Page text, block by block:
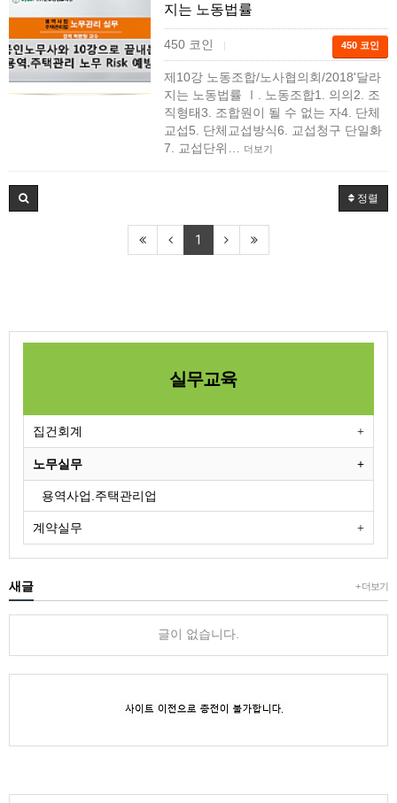
지는 노동법률
450 코인 | 450 코인
제10강 노동조합/노사협의회/2018'달라
지는 노동법률 Ⅰ. 노동조합1. 의의2. 조
직형태3. 조합원이 될 수 없는 자4. 단체
교섭5. 단체교섭방식6. 교섭청구 단일화
7. 교섭단위…
더보기
정렬
1
실무교육
집건회계
노무실무
용역사업.주택관리업
계약실무
+ 더보기
새글
글이 없습니다.